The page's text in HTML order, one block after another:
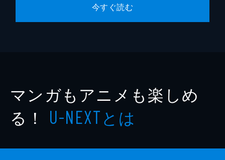
今すぐ読む
マンガもアニメも楽しめ
る！ U-NEXTとは